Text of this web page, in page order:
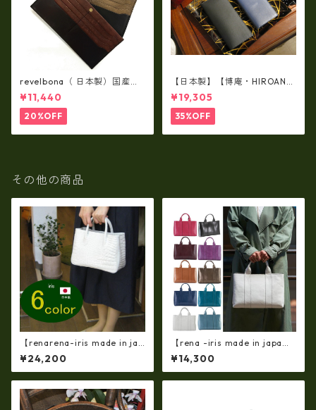
revelbona（ 日本製）国産牛
革製・お札入れ ロングウォ
レット rl-001
¥11,440
20%OFF
【日本製】【博庵・HIROAN】
最高級牛革（ボーテッド）札
入れ・長財布 ha-21535
¥19,305
35%OFF
その他の商品
【renarena-iris made in jap
an】【日本製】（6・color)牛
革製品・エナメルクロコ・パ
ーティバッグ ir-663
¥24,200
【rena -iris made in japa
n】【日本製】軽量☆牛革製
品・ヌメ革製(艶光沢調）・手
提げトートバッグ(A4サイズ）
¥14,300